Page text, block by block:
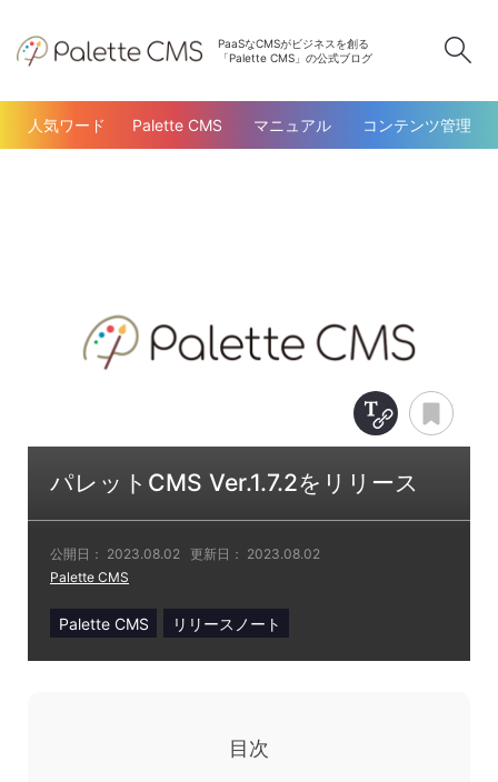
PaaSなCMSがビジネスを創る
「Palette CMS」の公式ブログ
人気ワード Palette CMS マニュアル コンテンツ管理
パレットCMS Ver.1.7.2をリリース
公開日： 2023.08.02 更新日： 2023.08.02
Palette CMS
Copy Title &
Palette CMS リリースノート
目次